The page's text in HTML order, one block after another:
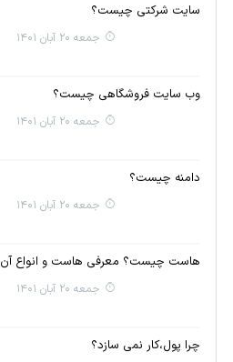
سایت شرکتی چیست؟
جمعه 20 آبان 1401
وب سایت فروشگاهی چیست؟
جمعه 20 آبان 1401
دامنه چیست؟
جمعه 20 آبان 1401
هاست چیست؟ معرفی هاست و انواع آن
جمعه 20 آبان 1401
چرا پول،کار نمی سازد؟